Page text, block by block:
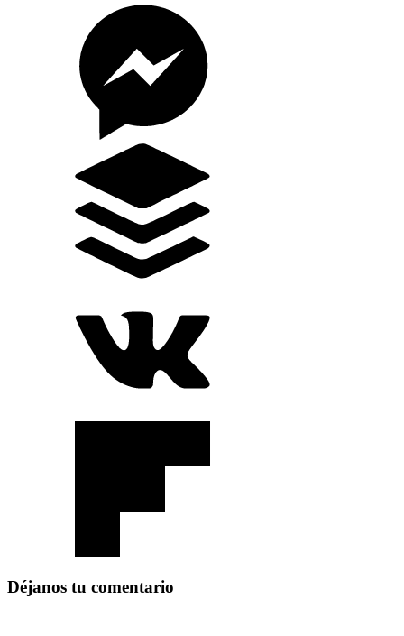
Déjanos tu comentario